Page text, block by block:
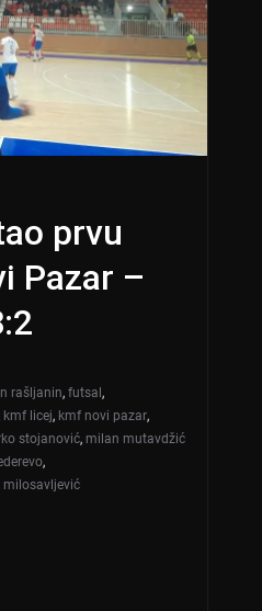
prvu
Pazar –
rašljanin, futsal ,
kmf licej, kmf novi pazar,
stojanović, milan mutavdžić
,
milosavljević